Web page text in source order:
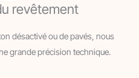
revêtement
désactivé ou de pavés, nous
grande précision technique.